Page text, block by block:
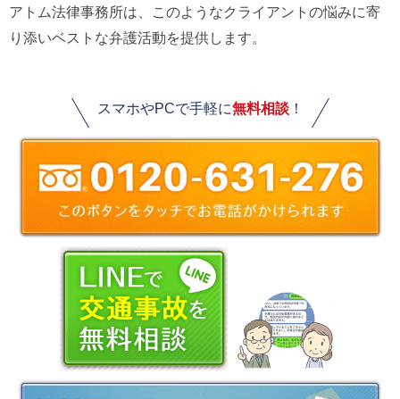
アトム法律事務所は、このようなクライアントの悩みに寄
り添いベストな弁護活動を提供します。
スマホやPCで手軽に無料相談！